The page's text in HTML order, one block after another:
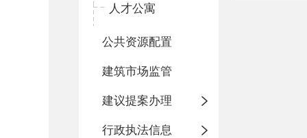
人才公寓
公共资源配置
建筑市场监管
建议提案办理
行政执法信息